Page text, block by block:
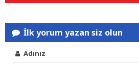
İlk yorum yazan siz olun
Adınız